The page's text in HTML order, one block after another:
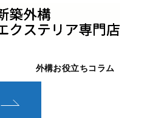
外構お役立ちコラム